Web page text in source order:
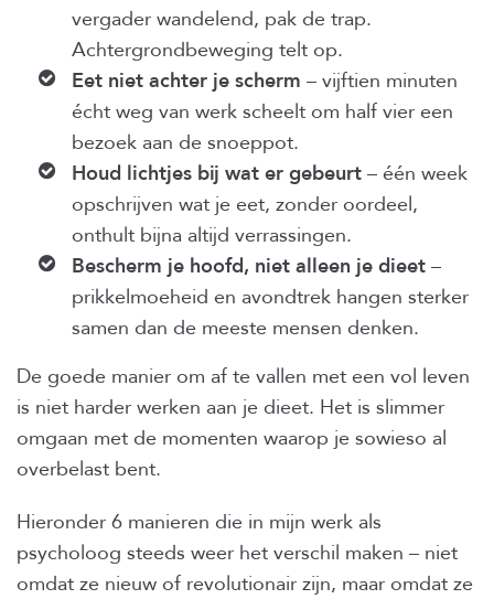
vergader wandelend, pak de trap.
Achtergrondbeweging telt op.
Eet niet achter je scherm – vijftien minuten
écht weg van werk scheelt om half vier een
bezoek aan de snoeppot.
Houd lichtjes bij wat er gebeurt – één week
opschrijven wat je eet, zonder oordeel,
onthult bijna altijd verrassingen.
Bescherm je hoofd, niet alleen je dieet –
prikkelmoeheid en avondtrek hangen sterker
samen dan de meeste mensen denken.
De goede manier om af te vallen met een vol leven
is niet harder werken aan je dieet. Het is slimmer
omgaan met de momenten waarop je sowieso al
overbelast bent.
Hieronder 6 manieren die in mijn werk als
psycholoog steeds weer het verschil maken – niet
omdat ze nieuw of revolutionair zijn, maar omdat ze